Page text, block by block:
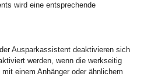
wird eine entsprechende
Ausparkassistent deaktivieren sich
werden, wenn die werkseitig
einem Anhänger oder ähnlichem